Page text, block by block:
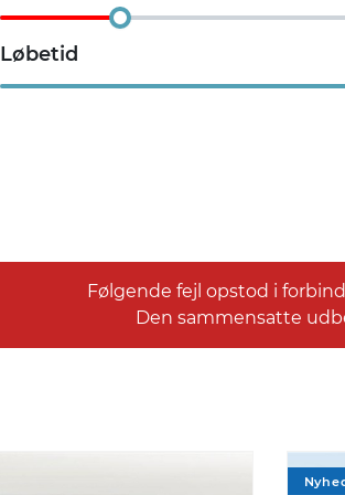
Rummelighed og mål
1900 kg 750 kg
Løbetid
Følgende fejl opstod i
Den sammensatte